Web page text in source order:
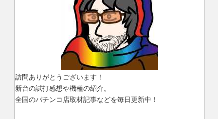
訪問ありがとうございます！
新台の試打感想や機種の紹介。
全国のパチンコ店取材記事などを毎日更新中！